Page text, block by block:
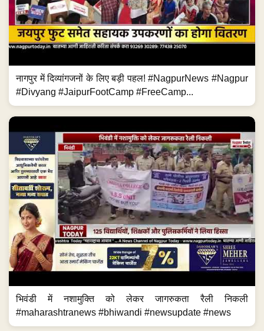
नागपुर में दिव्यांगजनों के लिए बड़ी पहल! #NagpurNews #Nagpur
#Divyang #JaipurFootCamp #FreeCamp...
भिवंडी में नशामुक्ति को लेकर जागरुकता रैली निकली
#maharashtranews #bhiwandi #newsupdate #news